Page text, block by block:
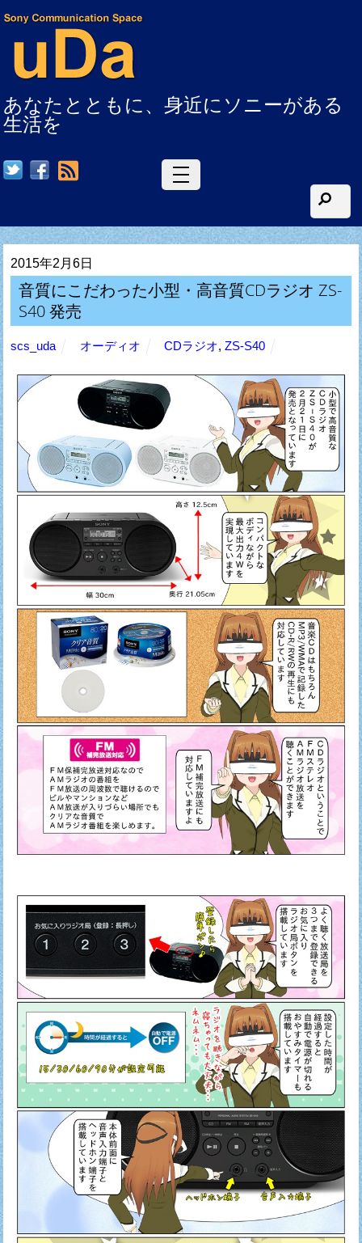
あなたとともに、身近にソニーがある
生活を
2015年2月6日
音質にこだわった小型・高音質CDラジオ ZS-
S40 発売
scs_uda オーディオ CDラジオ,ZS-S40